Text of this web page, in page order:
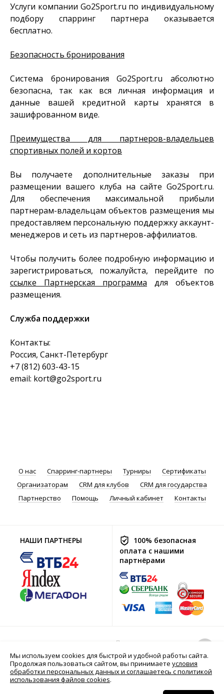
Услуги компании Go2Sport.ru по индивидуальному
подбору спарринг партнера оказывается
бесплатно.
Безопасность бронирования
Система бронирования Go2Sport.ru абсолютно
безопасна, так как вся личная информация и
данные вашей кредитной карты хранятся в
зашифрованном виде.
Преимущества для партнеров-владельцев
спортивных полей и кортов
Вы получаете дополнительные заказы при
размещении вашего клуба на сайте Go2Sport.ru.
Для обеспечения максимальной прибыли
партнерам-владельцам объектов размещения мы
предоставляем персональную поддержку аккаунт-
менеджеров и сеть из партнеров-аффилиатов.
Чтобы получить более подробную информацию и
зарегистрироваться, пожалуйста, перейдите по
ссылке Партнерская программа для объектов
размещения.
Служба поддержки
Контакты:
Россия, Санкт-Петербург
+7 (812) 603-43-15
email: kort@go2sport.ru
О нас Спарринг-партнеры Турниры
Сертификаты
Организаторам
CRM для клубов
CRM для государства
Партнерство
Помощь Личный кабинет Контакты
НАШИ ПАРТНЕРЫ
100% безопасная
оплата с нашими
партнёрами
Политика хранения
персональных
данных
Мы используем cookies для быстрой и удобной работы сайта.
Продолжая пользоваться сайтом, вы принимаете условия
обработки персональных данных и соглашаетесь с политикой
использования файлов cookies.